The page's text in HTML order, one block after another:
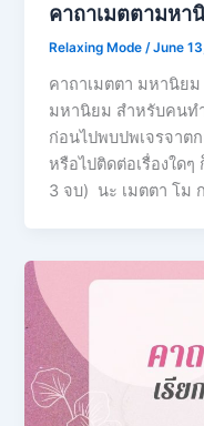
คาถาเมตตามหา
Relaxing Mode/June
คาถาเมตตา มหานิย
มหานิยม สำหรับคนท
ก่อนไปพบปพเจรจาต
หรือไปติดต่อเรื่องใด
3 จบ) นะ เมตตา โม